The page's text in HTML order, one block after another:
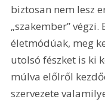
biztosan nem lesz
„szakember”
életmódúak, meg
utolsó fészket is ki
múlva előlről
szervezete